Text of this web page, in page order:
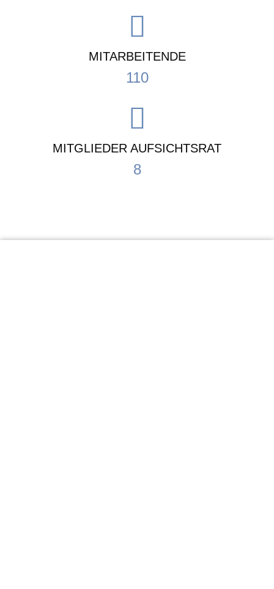
MITARBEITENDE
110
MITGLIEDER AUFSICHTSRAT
8